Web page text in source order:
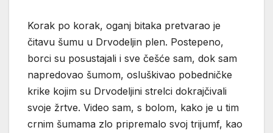
Korak po korak, oganj bitaka pretvarao je
čitavu šumu u Drvodeljin plen. Postepeno,
borci su posustajali i sve češće sam, dok sam
napredovao šumom, osluškivao pobedničke
krike kojim su Drvodeljini strelci dokrajčivali
svoje žrtve. Video sam, s bolom, kako je u tim
crnim šumama zlo pripremalo svoj trijumf, kao